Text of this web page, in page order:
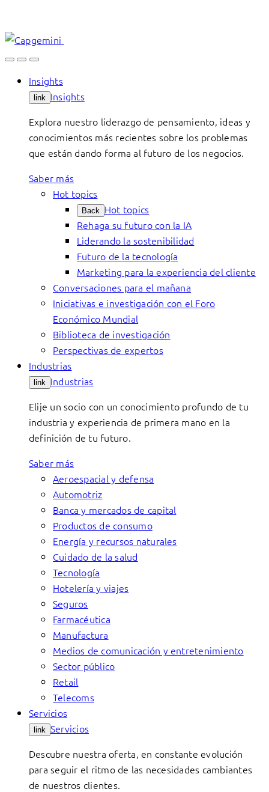
content
Insights
link Insights
Explora nuestro liderazgo de pensamiento, ideas y
conocimientos más recientes sobre los problemas
que están dando forma al futuro de los negocios.
Saber más
Hot topics
Back Hot topics
Rehaga su futuro con la IA
Liderando la sostenibilidad
Futuro de la tecnología
Marketing para la experiencia del cliente
Conversaciones para el mañana
Iniciativas e investigación con el Foro
Económico Mundial
Biblioteca de investigación
Perspectivas de expertos
Industrias
link Industrias
Elije un socio con un conocimiento profundo de tu
industria y experiencia de primera mano en la
definición de tu futuro.
Saber más
Aeroespacial y defensa
Automotriz
Banca y mercados de capital
Productos de consumo
Energía y recursos naturales
Cuidado de la salud
Tecnología
Hotelería y viajes
Seguros
Farmacéutica
Manufactura
Medios de comunicación y entretenimiento
Sector público
Retail
Telecoms
Servicios
link Servicios
Descubre nuestra oferta, en constante evolución
para seguir el ritmo de las necesidades cambiantes
de nuestros clientes.